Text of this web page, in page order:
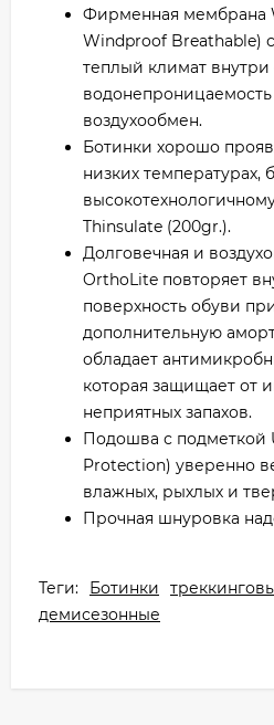
Фирменная мембрана
Windproof Breathable)
теплый климат
воздухообмен.
Ботинки хорошо
низких температурах,
Thinsulate (200gr.).
Долговечная и
OrthoLite повторяет
поверхность обуви
дополнительную
обладает
которая защищает от
неприятных запахов.
Подошва с подметкой
Protection) уверенно
влажных, рыхлых и
Прочная шнуровка
Теги: Ботинки
демисезонные